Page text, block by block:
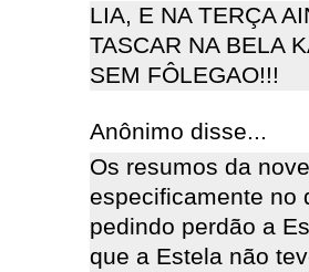
LIA, E NA TERÇA
TASCAR NA BELA
SEM FÔLEGAO!!!
Anônimo disse...
Os resumos da
especificamente no
pedindo perdão a
que a Estela não